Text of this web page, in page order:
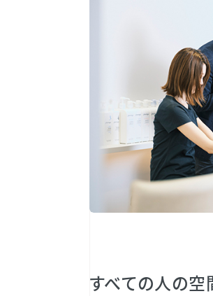
すべての人の空